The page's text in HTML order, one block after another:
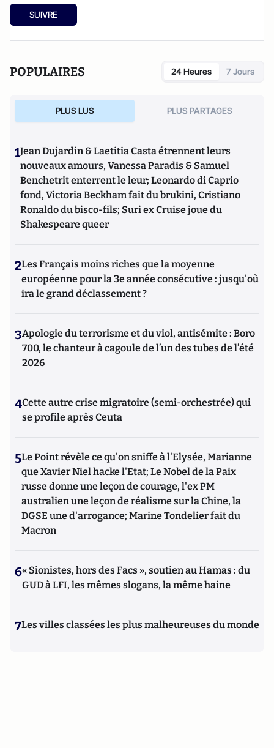
SUIVRE
POPULAIRES 24 Heures 7 Jours
PLUS LUS PLUS PARTAGES
1Jean Dujardin & Laetitia Casta étrennent leurs
nouveaux amours, Vanessa Paradis & Samuel
Benchetrit enterrent le leur; Leonardo di Caprio
fond, Victoria Beckham fait du brukini, Cristiano
Ronaldo du bisco-fils; Suri ex Cruise joue du
Shakespeare queer
2Les Français moins riches que la moyenne
européenne pour la 3e année consécutive : jusqu'où
ira le grand déclassement ?
3Apologie du terrorisme et du viol, antisémite : Boro
700, le chanteur à cagoule de l’un des tubes de l’été
2026
4Cette autre crise migratoire (semi-orchestrée) qui
se profile après Ceuta
5Le Point révèle ce qu'on sniffe à l'Elysée, Marianne
que Xavier Niel hacke l'Etat; Le Nobel de la Paix
russe donne une leçon de courage, l'ex PM
australien une leçon de réalisme sur la Chine, la
DGSE une d'arrogance; Marine Tondelier fait du
Macron
6« Sionistes, hors des Facs », soutien au Hamas : du
GUD à LFI, les mêmes slogans, la même haine
7Les villes classées les plus malheureuses du monde